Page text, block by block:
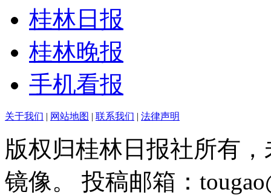
桂林日报
桂林晚报
手机看报
关于我们 | 网站地图 | 联系我们 | 法律声明
版权归桂林日报社所有
镜像。 投稿邮箱：